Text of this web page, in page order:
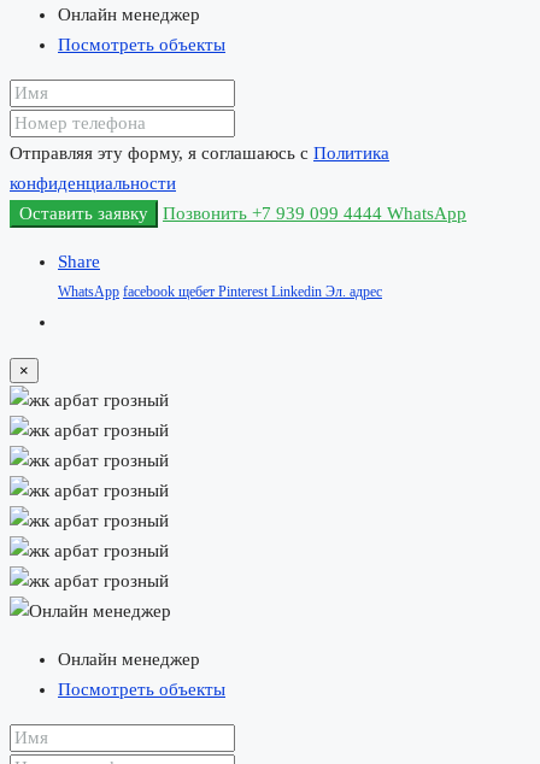
Онлайн менеджер
Посмотреть объекты
Отправляя эту форму, я соглашаюсь с Политика
конфиденциальности
Оставить заявку
Позвонить +7 939 099 4444 WhatsApp
Share
WhatsApp facebook щебет PinterestLinkedin Эл. адрес
×
Онлайн менеджер
Посмотреть объекты